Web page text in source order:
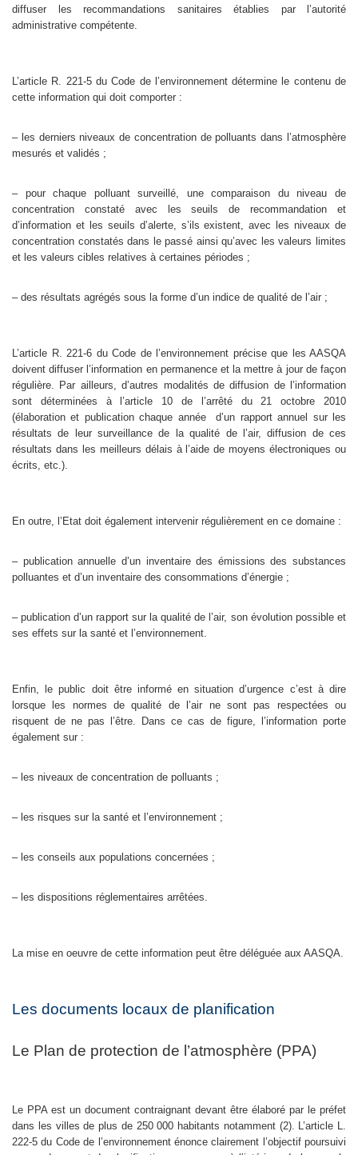
diffuser les recommandations sanitaires établies par l’autorité
administrative compétente.
L’article R. 221-5 du Code de l’environnement détermine le contenu de
cette information qui doit comporter :
– les derniers niveaux de concentration de polluants dans l’atmosphère
mesurés et validés ;
– pour chaque polluant surveillé, une comparaison du niveau de
concentration constaté avec les seuils de recommandation et
d’information et les seuils d’alerte, s’ils existent, avec les niveaux de
concentration constatés dans le passé ainsi qu’avec les valeurs limites
et les valeurs cibles relatives à certaines périodes ;
– des résultats agrégés sous la forme d’un indice de qualité de l’air ;
L’article R. 221-6 du Code de l’environnement précise que les AASQA
doivent diffuser l’information en permanence et la mettre à jour de façon
régulière. Par ailleurs, d’autres modalités de diffusion de l’information
sont déterminées à l’article 10 de l’arrêté du 21 octobre 2010
(élaboration et publication chaque année d’un rapport annuel sur les
résultats de leur surveillance de la qualité de l’air, diffusion de ces
résultats dans les meilleurs délais à l’aide de moyens électroniques ou
écrits, etc.).
En outre, l’Etat doit également intervenir régulièrement en ce domaine :
– publication annuelle d’un inventaire des émissions des substances
polluantes et d’un inventaire des consommations d’énergie ;
– publication d’un rapport sur la qualité de l’air, son évolution possible et
ses effets sur la santé et l’environnement.
Enfin, le public doit être informé en situation d’urgence c’est à dire
lorsque les normes de qualité de l’air ne sont pas respectées ou
risquent de ne pas l’être. Dans ce cas de figure, l’information porte
également sur :
– les niveaux de concentration de polluants ;
– les risques sur la santé et l’environnement ;
– les conseils aux populations concernées ;
– les dispositions réglementaires arrêtées.
La mise en oeuvre de cette information peut être déléguée aux AASQA.
Les documents locaux de planification
Le Plan de protection de l’atmosphère (PPA)
Le PPA est un document contraignant devant être élaboré par le préfet
dans les villes de plus de 250 000 habitants notamment (2). L’article L.
222-5 du Code de l’environnement énonce clairement l’objectif poursuivi